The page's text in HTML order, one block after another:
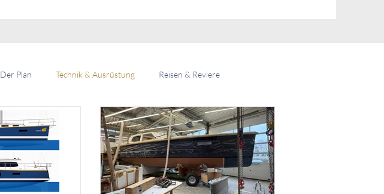
Der Plan Technik & Ausrüstung Reisen & Reviere